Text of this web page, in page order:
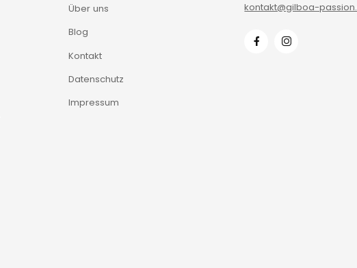
kontakt@gilboa-
Über uns
Blog
Kontakt
Datenschutz
Impressum